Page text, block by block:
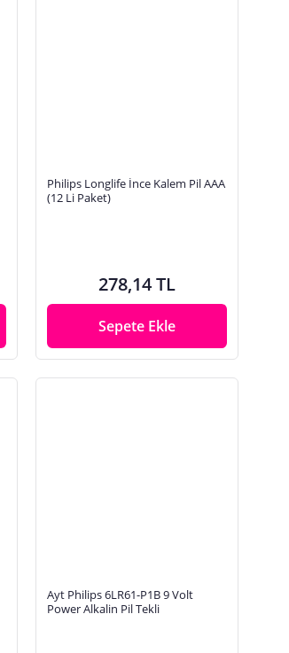
Philips Longlife İnce Kalem Pil AAA
(12 Li Paket)
278,14 TL
Sepete Ekle
Ayt Philips 6LR61-P1B 9 Volt
Power Alkalin Pil Tekli